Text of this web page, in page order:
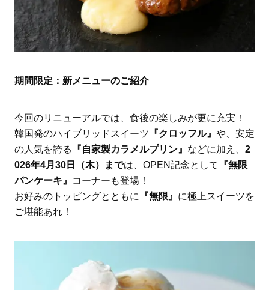
期間限定：新メニューのご紹介
今回のリニューアルでは、食後の楽しみが更に充実！
韓国発のハイブリッドスイーツ 『クロッフル』 や、安定
の人気を誇る
『自家製カラメルプリン』 などに加え、 2
026年4月30日（木）までは、OPEN記念として
『無限
パンケーキ』
コーナーも登場！
お好みのトッピングとともに
『無限』 に極上スイーツを
ご堪能あれ！